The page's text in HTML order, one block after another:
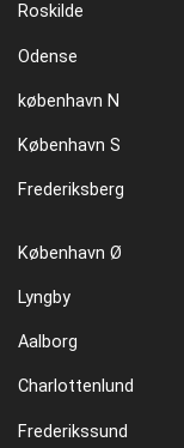
Roskilde
Odense
københavn N
København S
Frederiksberg
København Ø
Lyngby
Aalborg
Charlottenlund
Frederikssund